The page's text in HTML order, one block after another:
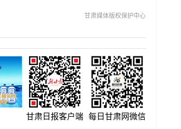
甘肃媒体版权保护中心
甘肃日报客户端 每日甘肃网微信